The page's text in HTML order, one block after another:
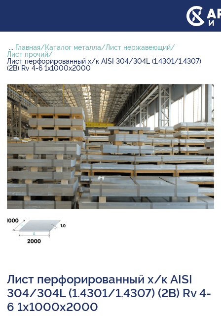
... Главная Каталог металла
Лист нержавеющий
Лист прочий
Лист перфорированный х/к AISI 304/304L (1.4301/1.4307)
(2B) Rv 4-6 1х1000х2000
Лист перфорированный х/к AISI
304/304L (1.4301/1.4307) (2B) Rv 4-
6 1х1000х2000